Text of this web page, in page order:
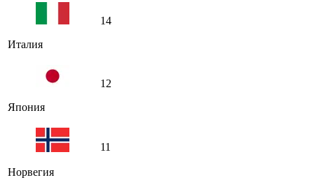
Италия
14
Япония
12
Норвегия
11